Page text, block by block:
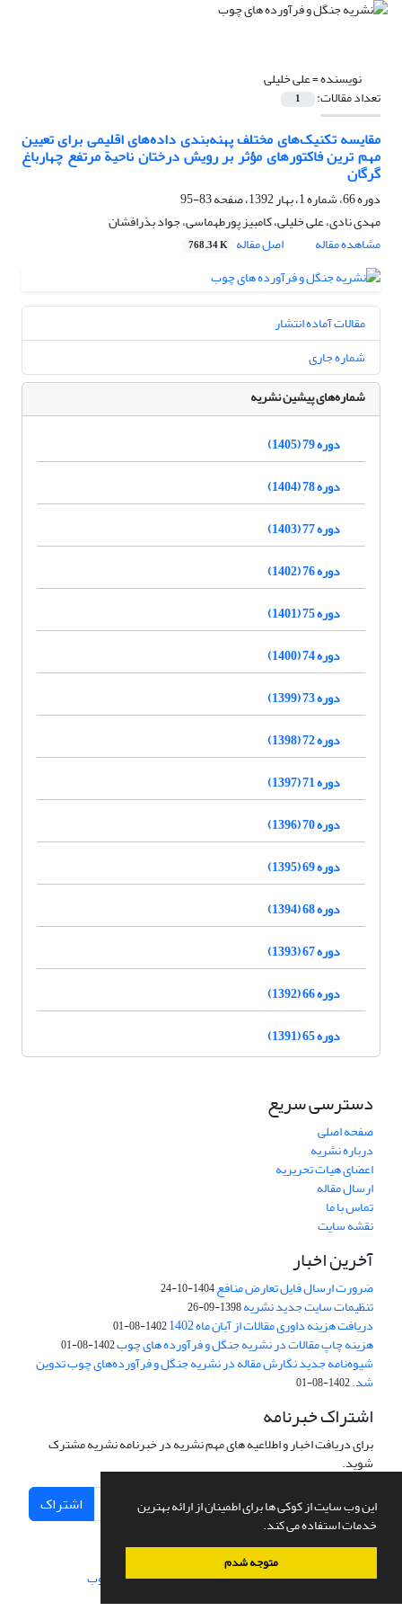
این وب سایت از کوکی ها برای اطمینان از ارائه بهترین
خدمات استفاده می کند.
متوجه شدم
نویسنده =علی خلیلی
تعداد مقالات: 1
مقایسه تکنیک‌‌‌های مختلف پهنه‌‌بندی داده‌‌‌های اقلیمی برای تعیین
مهم ترین فاکتور‌های مؤثر بر رویش درختان ناحیة مرتفع چهارباغ
گرگان
دوره 66، شماره 1، بهار 1392، صفحه
83-95
مهدی نادی، علی خلیلی، کامبیز پورطهماسی، جواد بذرافشان
مشاهده مقاله
اصل مقاله 768.34 K
مقالات آماده انتشار
شماره جاری
شماره‌های پیشین نشریه
دوره 79 (1405)
دوره 78 (1404)
دوره 77 (1403)
دوره 76 (1402)
دوره 75 (1401)
دوره 74 (1400)
دوره 73 (1399)
دوره 72 (1398)
دوره 71 (1397)
دوره 70 (1396)
دوره 69 (1395)
دوره 68 (1394)
دوره 67 (1393)
دوره 66 (1392)
دوره 65 (1391)
دسترسی سریع
صفحه اصلی
درباره نشریه
اعضای هیات تحریریه
ارسال مقاله
تماس با ما
نقشه سایت
آخرین اخبار
ضرورت ارسال فایل تعارض منافع1404-10-24
تنظیمات سایت جدید نشریه1398-09-26
دریافت هزینه داوری مقالات از آبان ماه 1402 1402-08-01
هزینه چاپ مقالات در نشریه جنگل و فرآورده های چوب1402-08-01
شیوه‌نامه جدید نگارش مقاله در نشریه جنگل و فرآورده‌های چوب تدوین
شد.1402-08-01
اشتراک خبرنامه
برای دریافت اخبار و اطلاعیه های مهم نشریه در خبرنامه نشریه مشترک
شوید.
اشتراک
سامانه مدیریت نشریات علمی.طراحی و پیاده سازی از سیناوب